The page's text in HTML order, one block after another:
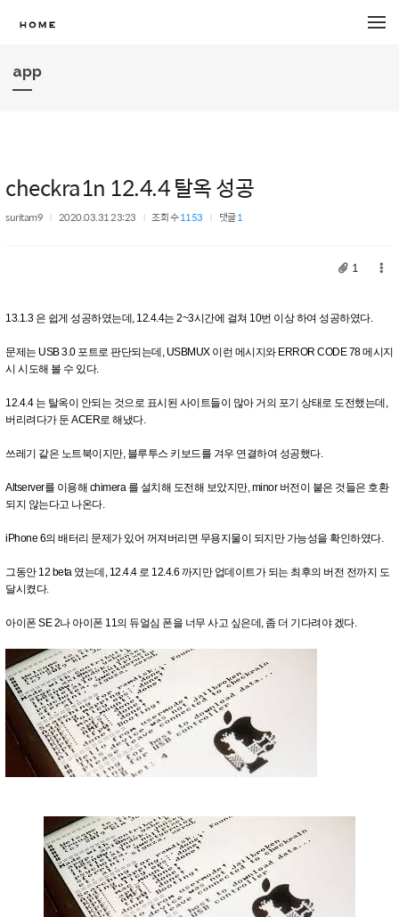
app
checkra1n 12.4.4 탈옥 성공
suritam9 2020.03.31 23:23 조회 수1153 댓글1
1
13.1.3 은 쉽게 성공하였는데, 12.4.4는 2~3시간에 걸쳐 10번 이상 하여 성공하였다.
문제는 USB 3.0 포트로 판단되는데, USBMUX 이런 메시지와 ERROR CODE 78 메시지
시 시도해 볼 수 있다.
12.4.4 는 탈옥이 안되는 것으로 표시된 사이트들이 많아 거의 포기 상태로 도전했는데,
버리려다가 둔 ACER로 해냈다.
쓰레기 같은 노트북이지만, 블루투스 키보드를 겨우 연결하여 성공했다.
Altserver를 이용해 chimera 를 설치해 도전해 보았지만, minor 버전이 붙은 것들은 호환
되지 않는다고 나온다.
iPhone 6의 배터리 문제가 있어 꺼져버리면 무용지물이 되지만 가능성을 확인하였다.
그동안 12 beta 였는데, 12.4.4 로 12.4.6 까지만 업데이트가 되는 최후의 버전 전까지 도
달시켰다.
아이폰 SE 2나 아이폰 11의 듀얼심 폰을 너무 사고 싶은데, 좀 더 기다려야 겠다.